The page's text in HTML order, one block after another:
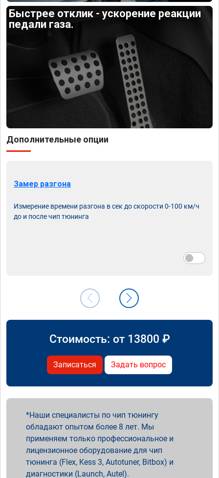
Быстрее отклик - ускорение реакции
педали газа.
Дополнительные опции
Замер разгона
Измерение времени разгона в сек до скорости 0-100 км/ч
до и после чип тюнинга
Стоимость: от 13800 ₽
Записаться Задать вопрос
Наши специалисты по чип тюнингу
обладают опытом более 8 лет. Мы
применяем только профессиональное и
лицензионное оборудование для чип
тюнинга (Flex, Kess 3, Autotuner, Bitbox) и
диагностики (Launch, Autel).